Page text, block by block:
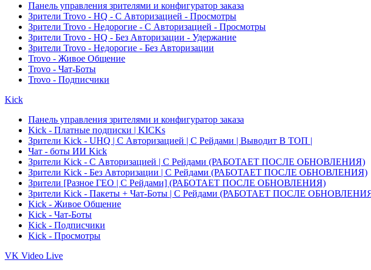
Панель управления зрителями и конфигуратор заказа
Зрители Trovo - HQ - С Авторизацией - Просмотры
Зрители Trovo - Недорогие - С Авторизацией - Просмотры
Зрители Trovo - HQ - Без Авторизации - Удержание
Зрители Trovo - Недорогие - Без Авторизации
Trovo - Живое Общение
Trovo - Чат-Боты
Trovo - Подписчики
Kick
Панель управления зрителями и конфигуратор заказа
Kick - Платные подписки | KICKs
Зрители Kick - UHQ | С Авторизацией | С Рейдами | Выводит В ТОП |
Чат - боты ИИ Kick
Зрители Kick - С Авторизацией | С Рейдами (РАБОТАЕТ ПОСЛЕ ОБНОВЛЕНИЯ)
Зрители Kick - Без Авторизации | С Рейдами (РАБОТАЕТ ПОСЛЕ ОБНОВЛЕНИЯ)
Зрители [Разное ГЕО | C Рейдами] (РАБОТАЕТ ПОСЛЕ ОБНОВЛЕНИЯ)
Зрители Kick - Пакеты + Чат-Боты | С Рейдами (РАБОТАЕТ ПОСЛЕ
Kick - Живое Общение
Kick - Чат-Боты
Kick - Подписчики
Kick - Просмотры
VK Video Live